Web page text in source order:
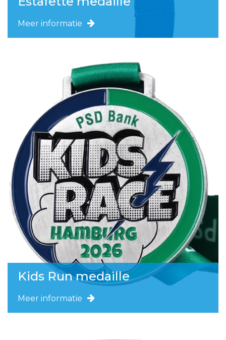
Meer informatie
Kids Run medaille
Meer informatie